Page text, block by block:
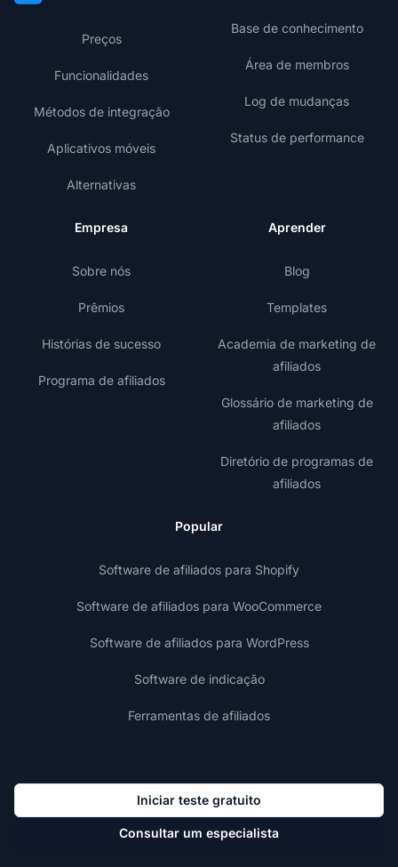
Preços
Funcionalidades
Métodos de integração
Aplicativos móveis
Alternativas
Base de conhecimento
Área de membros
Log de mudanças
Status de performance
Empresa
Sobre nós
Prêmios
Histórias de sucesso
Programa de afiliados
Aprender
Blog
Templates
Academia de marketing de
afiliados
Glossário de marketing de
afiliados
Diretório de programas de
afiliados
Popular
Software de afiliados para Shopify
Software de afiliados para WooCommerce
Software de afiliados para WordPress
Software de indicação
Ferramentas de afiliados
Iniciar teste gratuito
Consultar um especialista